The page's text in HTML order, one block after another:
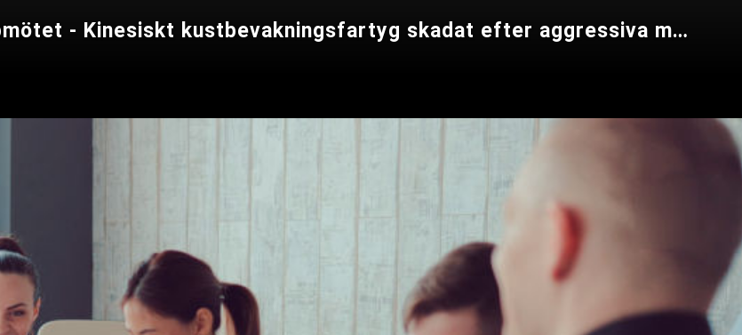
USA tuffar till tonen inför Alaska-toppmötet - Kinesiskt kustbevakningsfartyg skadat efter aggressiva manövrar